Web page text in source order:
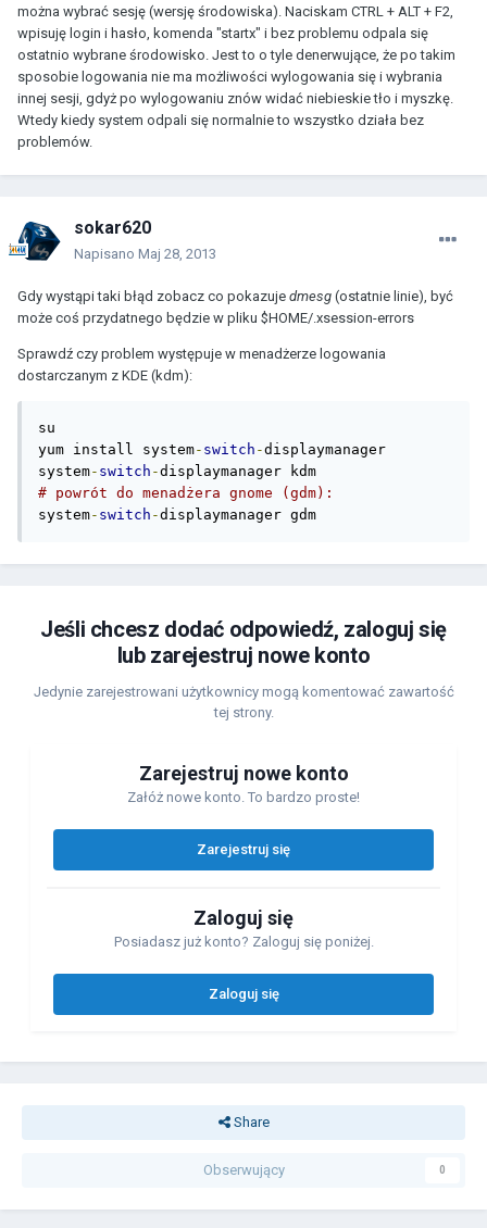
można wybrać sesję (wersję środowiska). Naciskam CTRL + ALT + F2,
wpisuję login i hasło, komenda "startx" i bez problemu odpala się
ostatnio wybrane środowisko. Jest to o tyle denerwujące, że po takim
sposobie logowania nie ma możliwości wylogowania się i wybrania
innej sesji, gdyż po wylogowaniu znów widać niebieskie tło i myszkę.
Wtedy kiedy system odpali się normalnie to wszystko działa bez
problemów.
sokar620
Napisano Maj 28, 2013
Gdy wystąpi taki błąd zobacz co pokazuje dmesg (ostatnie linie), być
może coś przydatnego będzie w pliku $HOME/.xsession-errors
Sprawdź czy problem występuje w menadżerze logowania
dostarczanym z KDE (kdm):
su
yum install system- switch -displaymanager
system- switch -
# powrót do menadżera gnome (gdm):
system- switch -displaymanager gdm
Jeśli chcesz dodać odpowiedź, zaloguj się
lub zarejestruj nowe konto
Jedynie zarejestrowani użytkownicy mogą komentować zawartość
tej strony.
Zarejestruj nowe konto
Załóż nowe konto. To bardzo proste!
Zarejestruj się
Zaloguj się
Posiadasz już konto? Zaloguj się poniżej.
Zaloguj się
Share
Obserwujący 0